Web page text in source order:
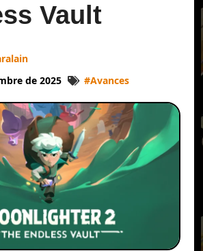
Vault
de 2025
#Avances